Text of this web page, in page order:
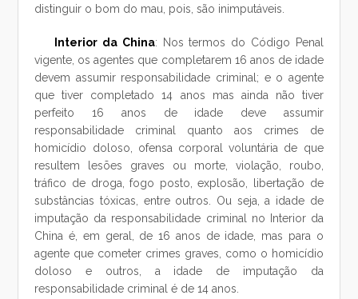
distinguir o bom do mau, pois, são inimputáveis.
Interior da China: Nos termos do Código Penal
vigente, os agentes que completarem 16 anos de idade
devem assumir responsabilidade criminal; e o agente
que tiver completado 14 anos mas ainda não tiver
perfeito 16 anos de idade deve assumir
responsabilidade criminal quanto aos crimes de
homicídio doloso, ofensa corporal voluntária de que
resultem lesões graves ou morte, violação, roubo,
tráfico de droga, fogo posto, explosão, libertação de
substâncias tóxicas, entre outros. Ou seja, a idade de
imputação da responsabilidade criminal no Interior da
China é, em geral, de 16 anos de idade, mas para o
agente que cometer crimes graves, como o homicídio
doloso e outros, a idade de imputação da
responsabilidade criminal é de 14 anos.